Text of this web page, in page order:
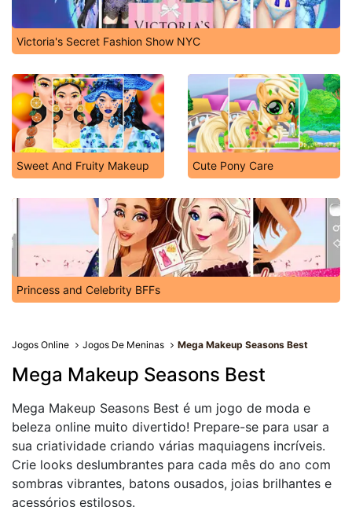
Victoria's Secret Fashion Show NYC
Sweet And Fruity Makeup Cute Pony Care
Princess and Celebrity BFFs
Jogos Online Jogos De Meninas Mega Makeup Seasons Best
Mega Makeup Seasons Best
Mega Makeup Seasons Best é um jogo de moda e
beleza online muito divertido! Prepare-se para usar a
sua criatividade criando várias maquiagens incríveis.
Crie looks deslumbrantes para cada mês do ano com
sombras vibrantes, batons ousados, joias brilhantes e
acessórios estilosos.